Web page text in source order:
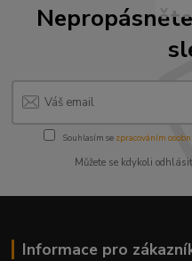
Souhlasím se zpracováním
Můžete se kdykoli
Informace pro